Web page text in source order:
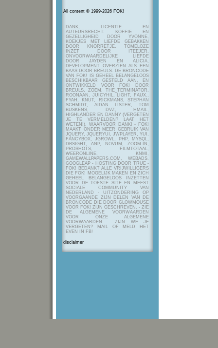
All content © 1999-2026 FOK!
DANK, LICENTIE EN
AUTEURSRECHT: KOFFIE EN
GEZELLIGHEID DOOR YVONNE,
KOEKJES MET LIEFDE GEBAKKEN
DOOR KNORRETJE, TOMELOZE
INZET DOOR ITEEJER,
ONVOORWAARDELIJKE LIEFDE
DOOR JAYDEN EN ALICIA,
DEVELOPMENT OVERZIEN ALS EEN
BAAS DOOR BREULS. DE BRONCODE
VAN FOK! IS GEHEEL BELANGELOOS
BESCHIKBAAR GESTELD AAN, EN
ONTWIKKELD VOOR FOK! DOOR
BREULS, ZOEM, THE_TERMINATOR,
ROONAAN, JUICYHIL, LIGHT, FAUX.,
FYAH, KNUT, RICKMANS, STEPHAN
SCHMIDT, AIDAN LISTER, TOM
BUSKENS, DVZ, HMAIL,
HIGHLANDER EN DANNY (VERGETEN
JE TE VERMELDEN? LAAT HET
WETEN!), WAARVOOR DANK! - FOK!
MAAKT ONDER MEER GEBRUIK VAN
JQUERY, JQUERYUI, JWPLAYER, YUI,
FANCYBOX, JGROWL, PHP, MYSQL,
DBSIGHT, ANP, NOVUM, ZOOM.IN,
PROSHOTS, FILMTOTAAL,
WEERONLINE, KNMI,
GAMEWALLPAPERS.COM, WEBADS,
GOOGLEAP - HOSTING DOOR TRUE -
FOK! BEDANKT ALLE VRIJWILLIGERS
DIE FOK! MOGELIJK MAKEN EN ZICH
GEHEEL BELANGELOOS INZETTEN
VOOR DE TOFSTE SITE EN MEEST
SOCIALE COMMUNITY VAN
NEDERLAND - UITZONDERING OP
VOORGAANDE ZIJN DELEN VAN DE
BRONCODE DIE DOOR GLOWMOUSE
VOOR FOK! ZIJN GESCHREVEN. - ZIE
DE ALGEMENE VOORWAARDEN
VOOR ONZE ALGEMENE
VOORWAARDEN - ZIJN WE JE
VERGETEN? MAIL OF MELD HET
EVEN IN FB!
disclaimer